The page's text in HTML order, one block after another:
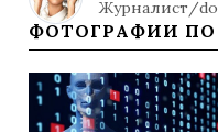
Журналист/
ФОТОГРАФИИ ПО